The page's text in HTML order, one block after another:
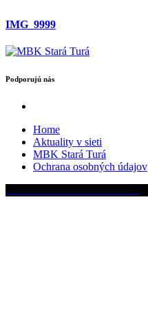
IMG_9999
Podporujú nás
Home
Aktuality v sieti
MBK Stará Turá
Ochrana osobných údajov